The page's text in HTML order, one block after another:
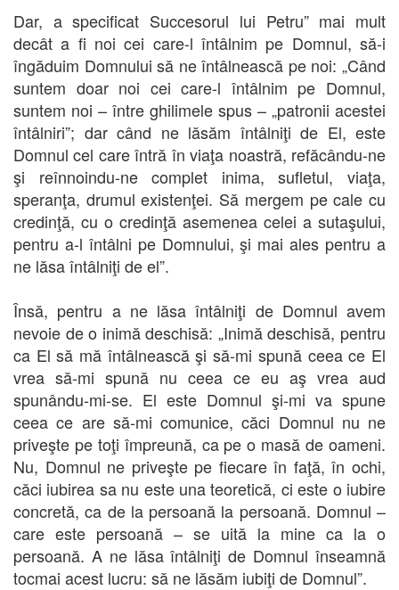
Dar, a specificat Succesorul lui Petru” mai mult
decât a fi noi cei care-l întâlnim pe Domnul, să-i
îngăduim Domnului să ne întâlnească pe noi: „Când
suntem doar noi cei care-l întâlnim pe Domnul,
suntem noi – între ghilimele spus – „patronii acestei
întâlniri”; dar când ne lăsăm întâlniţi de El, este
Domnul cel care întră în viaţa noastră, refăcându-ne
şi reînnoindu-ne complet inima, sufletul, viaţa,
speranţa, drumul existenţei. Să mergem pe cale cu
credinţă, cu o credinţă asemenea celei a sutaşului,
pentru a-l întâlni pe Domnului, şi mai ales pentru a
ne lăsa întâlniţi de el”.
Însă, pentru a ne lăsa întâlniţi de Domnul avem
nevoie de o inimă deschisă: „Inimă deschisă, pentru
ca El să mă întâlnească şi să-mi spună ceea ce El
vrea să-mi spună nu ceea ce eu aş vrea aud
spunându-mi-se. El este Domnul şi-mi va spune
ceea ce are să-mi comunice, căci Domnul nu ne
priveşte pe toţi împreună, ca pe o masă de oameni.
Nu, Domnul ne priveşte pe fiecare în faţă, în ochi,
căci iubirea sa nu este una teoretică, ci este o iubire
concretă, ca de la persoană la persoană. Domnul –
care este persoană – se uită la mine ca la o
persoană. A ne lăsa întâlniţi de Domnul înseamnă
tocmai acest lucru: să ne lăsăm iubiţi de Domnul”.